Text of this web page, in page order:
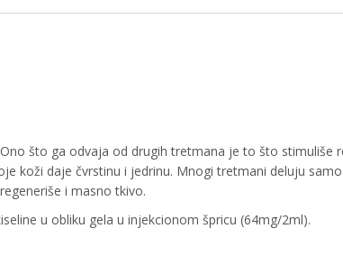
što ga odvaja od drugih tretmana je to što stimuliše
koži daje čvrstinu i jedrinu. Mnogi tretmani deluju
i masno tkivo.
u obliku gela u injekcionom špricu (64mg/2ml).